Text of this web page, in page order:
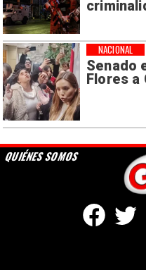
Senado
Flores a
NACIONAL
QUIÉNES SOMOS